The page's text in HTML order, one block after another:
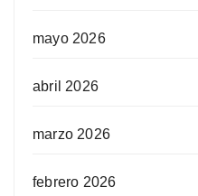
mayo 2026
abril 2026
marzo 2026
febrero 2026